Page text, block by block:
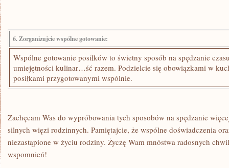
6. Zorganizujcie wspólne gotowanie:
Wspólne gotowanie posiłków to świetny sposób na spędzanie​
‍umiejętności kulinar…ść razem.‌ Podzielcie się obowiązkami w
posiłkami przygotowanymi wspólnie.
Zachęcam Was do wypróbowania tych sposobów na ‌spędzanie
⁤silnych więzi rodzinnych. Pamiętajcie, że wspólne doświadczenia
niezastąpione w życiu‌ rodziny. Życzę Wam mnóstwa radosnych
wspomnień!